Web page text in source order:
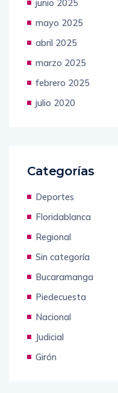
junio 2025
mayo 2025
abril 2025
marzo 2025
febrero 2025
julio 2020
Categorías
Deportes
Floridablanca
Regional
Sin categoría
Bucaramanga
Piedecuesta
Nacional
Judicial
Girón